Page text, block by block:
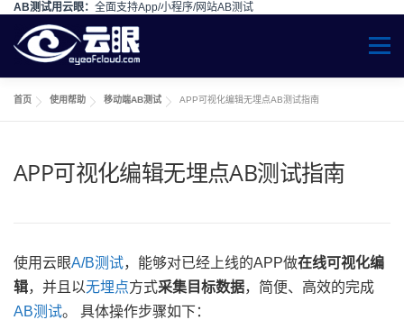
AB测试用云眼： 全面支持App/小程序/网站AB测试
Skip to content
Menu
首页 使用帮助 移动端AB测试 APP可视化编辑无埋点AB测试指南
APP可视化编辑无埋点AB测试指南
使用云眼A/B测试，能够对已经上线的APP做在线可视化编
辑，并且以无埋点方式采集目标数据，简便、高效的完成
AB测试。 具体操作步骤如下：